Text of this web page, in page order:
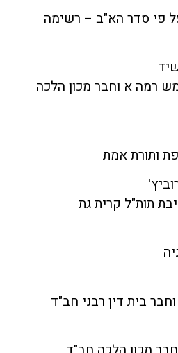
פי סדר הא"ב – רשימה
רמה א וחבר מכון הלכה
ותורת אמת
תות"ל קרית גת
בית דין רבני חב"ד